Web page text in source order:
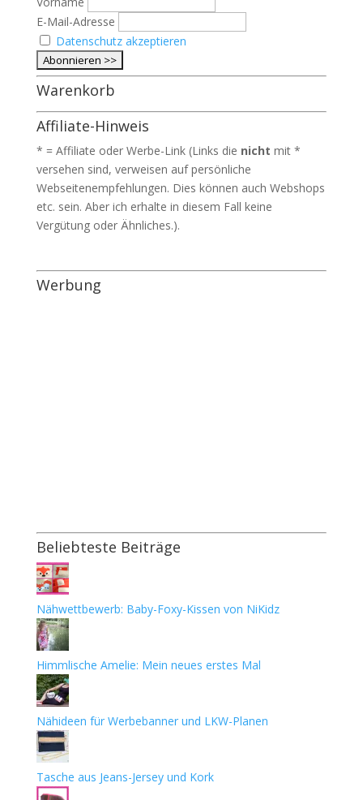
E-Mail-Adresse
Datenschutz akzeptieren
Warenkorb
Affiliate-Hinweis
* = Affiliate oder Werbe-Link (Links die nicht mit *
versehen sind, verweisen auf persönliche
Webseitenempfehlungen. Dies können auch Webshops
etc. sein. Aber ich erhalte in diesem Fall keine
Vergütung oder Ähnliches.).
Werbung
Beliebteste Beiträge
Nähwettbewerb: Baby-Foxy-Kissen von NiKidz
Himmlische Amelie: Mein neues erstes Mal
Nähideen für Werbebanner und LKW-Planen
Tasche aus Jeans-Jersey und Kork